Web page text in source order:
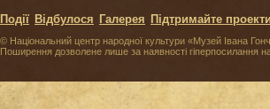
© Національний центр народної культури «Музей Івана
Поширення дозволене лише за наявності гіперпосилання
Події Відбулося Галерея Підтримайте проекти